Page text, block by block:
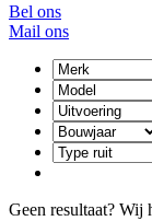
Bel ons
Mail ons
Geen resultaat? Wij